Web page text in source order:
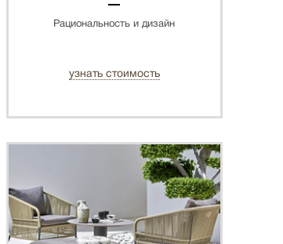
Рациональность и дизайн
узнать стоимость